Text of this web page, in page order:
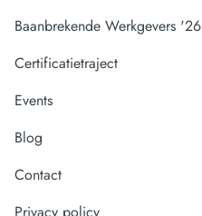
Baanbrekende Werkgevers '26
Certificatietraject
Events
Blog
Contact